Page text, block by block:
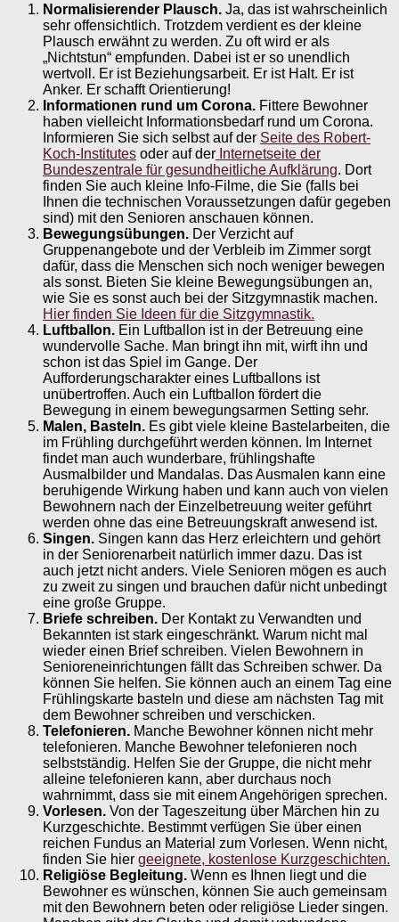
Normalisierender Plausch. Ja, das ist wahrscheinlich
sehr offensichtlich. Trotzdem verdient es der kleine
Plausch erwähnt zu werden. Zu oft wird er als
„Nichtstun“ empfunden. Dabei ist er so unendlich
wertvoll. Er ist Beziehungsarbeit. Er ist Halt. Er ist
Anker. Er schafft Orientierung!
Informationen rund um Corona. Fittere Bewohner
haben vielleicht Informationsbedarf rund um Corona.
Informieren Sie sich selbst auf der Seite des Robert-
Koch-Institutes oder auf der Internetseite der
Bundeszentrale für gesundheitliche Aufklärung. Dort
finden Sie auch kleine Info-Filme, die Sie (falls bei
Ihnen die technischen Voraussetzungen dafür gegeben
sind) mit den Senioren anschauen können.
Bewegungsübungen. Der Verzicht auf
Gruppenangebote und der Verbleib im Zimmer sorgt
dafür, dass die Menschen sich noch weniger bewegen
als sonst. Bieten Sie kleine Bewegungsübungen an,
wie Sie es sonst auch bei der Sitzgymnastik machen.
Hier finden Sie Ideen für die Sitzgymnastik.
Luftballon. Ein Luftballon ist in der Betreuung eine
wundervolle Sache. Man bringt ihn mit, wirft ihn und
schon ist das Spiel im Gange. Der
Aufforderungscharakter eines Luftballons ist
unübertroffen. Auch ein Luftballon fördert die
Bewegung in einem bewegungsarmen Setting sehr.
Malen, Basteln. Es gibt viele kleine Bastelarbeiten, die
im Frühling durchgeführt werden können. Im Internet
findet man auch wunderbare, frühlingshafte
Ausmalbilder und Mandalas. Das Ausmalen kann eine
beruhigende Wirkung haben und kann auch von vielen
Bewohnern nach der Einzelbetreuung weiter geführt
werden ohne das eine Betreuungskraft anwesend ist.
Singen. Singen kann das Herz erleichtern und gehört
in der Seniorenarbeit natürlich immer dazu. Das ist
auch jetzt nicht anders. Viele Senioren mögen es auch
zu zweit zu singen und brauchen dafür nicht unbedingt
eine große Gruppe.
Briefe schreiben. Der Kontakt zu Verwandten und
Bekannten ist stark eingeschränkt. Warum nicht mal
wieder einen Brief schreiben. Vielen Bewohnern in
Senioreneinrichtungen fällt das Schreiben schwer. Da
können Sie helfen. Sie können auch an einem Tag eine
Frühlingskarte basteln und diese am nächsten Tag mit
dem Bewohner schreiben und verschicken.
Telefonieren. Manche Bewohner können nicht mehr
telefonieren. Manche Bewohner telefonieren noch
selbstständig. Helfen Sie der Gruppe, die nicht mehr
alleine telefonieren kann, aber durchaus noch
wahrnimmt, dass sie mit einem Angehörigen sprechen.
Vorlesen. Von der Tageszeitung über Märchen hin zu
Kurzgeschichte. Bestimmt verfügen Sie über einen
reichen Fundus an Material zum Vorlesen. Wenn nicht,
finden Sie hier geeignete, kostenlose Kurzgeschichten.
Religiöse Begleitung. Wenn es Ihnen liegt und die
Bewohner es wünschen, können Sie auch gemeinsam
mit den Bewohnern beten oder religiöse Lieder singen.